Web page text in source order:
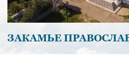
ЗАКАМЬЕ